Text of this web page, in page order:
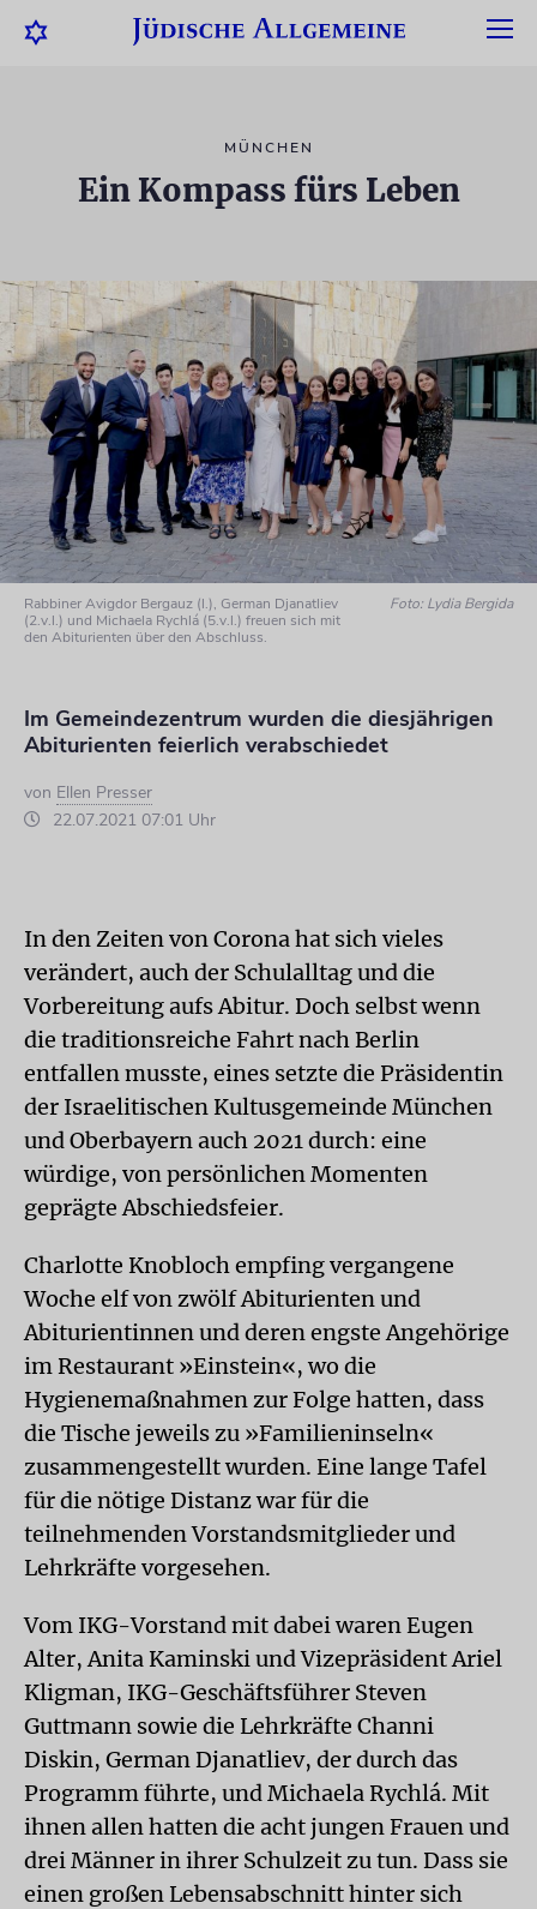
MÜNCHEN
Ein Kompass fürs Leben
Rabbiner Avigdor Bergauz (l.), German Djanatliev
(2.v.l.) und Michaela Rychlá (5.v.l.) freuen sich mit
den Abiturienten über den Abschluss.
Foto: Lydia Bergida
Im Gemeindezentrum wurden die diesjährigen
Abiturienten feierlich verabschiedet
von Ellen Presser
22.07.2021 07:01 Uhr
In den Zeiten von Corona hat sich vieles
verändert, auch der Schulalltag und die
Vorbereitung aufs Abitur. Doch selbst wenn
die traditionsreiche Fahrt nach Berlin
entfallen musste, eines setzte die Präsidentin
der Israelitischen Kultusgemeinde München
und Oberbayern auch 2021 durch: eine
würdige, von persönlichen Momenten
geprägte Abschiedsfeier.
Charlotte Knobloch empfing vergangene
Woche elf von zwölf Abiturienten und
Abiturientinnen und deren engste Angehörige
im Restaurant »Einstein«, wo die
Hygienemaßnahmen zur Folge hatten, dass
die Tische jeweils zu »Familieninseln«
zusammengestellt wurden. Eine lange Tafel
für die nötige Distanz war für die
teilnehmenden Vorstandsmitglieder und
Lehrkräfte vorgesehen.
Vom IKG-Vorstand mit dabei waren Eugen
Alter, Anita Kaminski und Vizepräsident Ariel
Kligman, IKG-Geschäftsführer Steven
Guttmann sowie die Lehrkräfte Channi
Diskin, German Djanatliev, der durch das
Programm führte, und Michaela Rychlá. Mit
ihnen allen hatten die acht jungen Frauen und
drei Männer in ihrer Schulzeit zu tun. Dass sie
einen großen Lebensabschnitt hinter sich